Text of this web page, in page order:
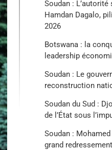
Soudan :
Hamdan Dagalo,
2026
Botswana : la
leadership
Soudan : Le
reconstruction
Soudan du Sud :
de l’État sous
Soudan :
grand